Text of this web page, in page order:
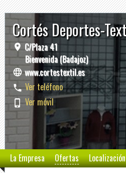
Cortés Deportes-
C/Plaza 41
Bienvenida (Badajoz)
www.cortestextil.es
Ver teléfono
Ver móvil
La Empresa Ofertas Localización